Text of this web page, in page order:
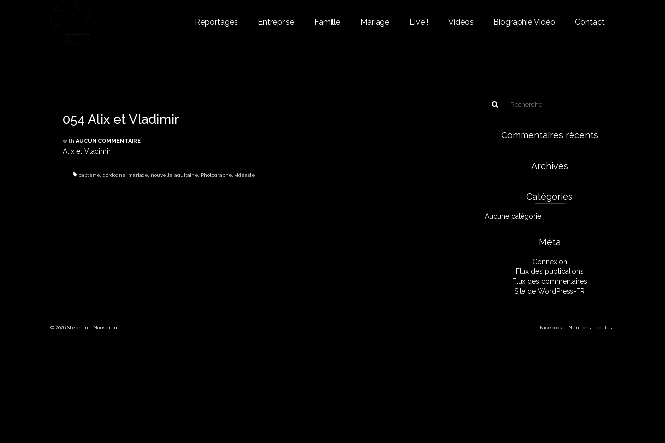
Reportages Entreprise Famille Mariage Live ! Vidéos Biographie Vidéo Contact
054 Alix et Vladimir
with AUCUN COMMENTAIRE
Alix et Vladimir
baptème dordogne mariage nouvelle aquitaine Photographe vidéaste
Commentaires récents
Archives
Catégories
Aucune catégorie
Méta
Connexion
Flux des publications
Flux des commentaires
Site de WordPress-FR
Facebook Mentions Légales
© 2026 Stéphane Monserant